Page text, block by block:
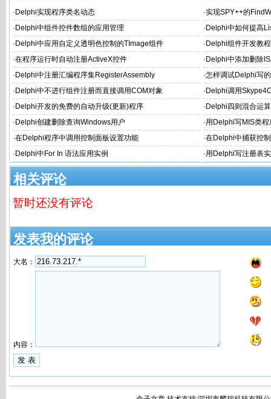
· Delphi实现程序类名动态 ·实现SPY++的
体或内部Object的边
· Delphi中组件控件数组的应用管理 · Delphi中如何提高
· Delphi中应用自定义透明色控制的TImage组件 · Delphi组件开发教
·在程序运行时自动注册ActiveX控件 · Delphi中添加删除
· Delphi中注册汇编程序集RegisterAssembly ·怎样调试Delphi写
· Delphi中不进行组件注册而直接调用COM对象 · Delphi调用
· Delphi开发的免费的自动升级(更新)程序 · Delphi四则混合运
· Delphi创建删除查询Windows用户 ·用Delphi写MIS类
·在Delphi程序中调用控制面板设置功能 ·在Delphi中捕获控
· Delphi中For In 语法应用实例 ·用Delphi写注册表
相关评论
暂时还没有评论
发表我的评论
大名：
内容：